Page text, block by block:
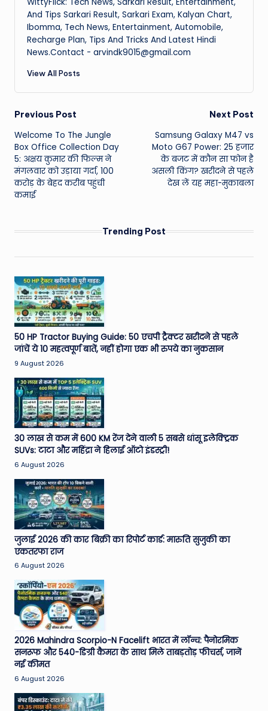
WittyFlick: Tech News, Sarkari Result, Entertainment,
And Tips Sarkari Result, Sarkari Exam, Kalyan Chart,
Ibomma, Tech News, Entertainment, Automobile,
Recharge Plan, Tips And Tricks And Latest Hindi
News.Contact - arvindk9015@gmail.com
View All Posts
Post
navigation
Previous Post
Welcome To The Jungle
Box Office Collection Day
5: अक्षय कुमार की फिल्म ने
मंगलवार को उड़ाया गर्दा, 100
करोड़ के बेहद करीब पहुंची
कमाई
Next Post
Samsung Galaxy M47 vs
Moto G67 Power: 25 हजार
के बजट में कौन सा फोन है
असली किंग? खरीदने से पहले
देख लें यह महा-मुकाबला
Trending Post
50 HP Tractor Buying Guide: 50 एचपी ट्रैक्टर खरीदने से पहले
जांचें ये 10 महत्वपूर्ण बातें, नहीं होगा एक भी रुपये का नुकसान
9 August 2026
30 लाख से कम में 600 KM रेंज देने वाली 5 सबसे धांसू इलेक्ट्रिक
SUVs: टाटा और महिंद्रा ने हिलाई ऑटो इंडस्ट्री!
6 August 2026
जुलाई 2026 की कार बिक्री का रिपोर्ट कार्ड: मारुति सुजुकी का
एकतरफा राज
6 August 2026
2026 Mahindra Scorpio-N Facelift भारत में लॉन्च: पैनोरमिक
सनरूफ और 540-डिग्री कैमरा के साथ मिले ताबड़तोड़ फीचर्स, जानें
नई कीमत
6 August 2026